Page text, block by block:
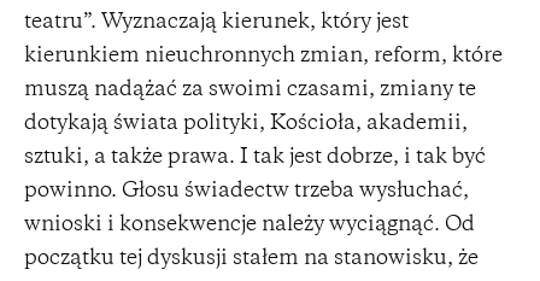
teatru”. Wyznaczają kierunek, który jest
kierunkiem nieuchronnych zmian, reform, które
muszą nadążać za swoimi czasami, zmiany te
dotykają świata polityki, Kościoła, akademii,
sztuki, a także prawa. I tak jest dobrze, i tak być
powinno. Głosu świadectw trzeba wysłuchać,
wnioski i konsekwencje należy wyciągnąć. Od
początku tej dyskusji stałem na stanowisku, że